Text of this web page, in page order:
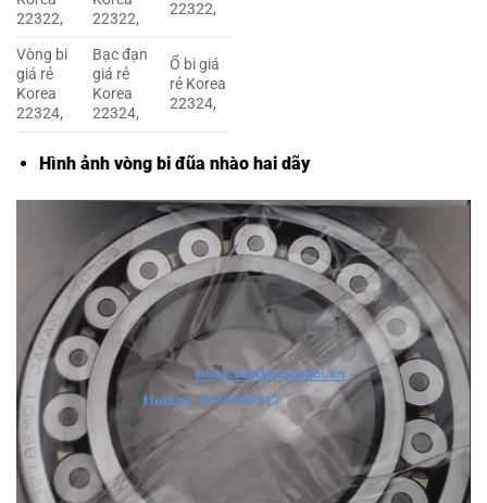
22322,
22322,
22322,
Vòng bi
giá rẻ
Korea
22324,
Bạc đạn
giá rẻ
Korea
22324,
Ổ bi giá
rẻ Korea
22324,
Hình ảnh vòng bi đũa nhào hai dãy